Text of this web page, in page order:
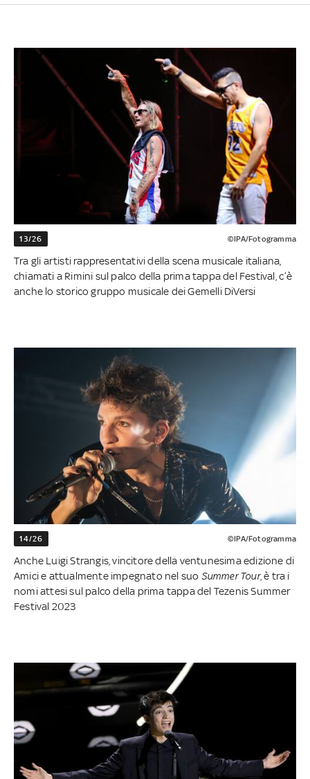
13/26 ©IPA/Fotogramma
Tra gli artisti rappresentativi della scena musicale italiana,
chiamati a Rimini sul palco della prima tappa del Festival, c’è
anche lo storico gruppo musicale dei Gemelli DiVersi
14/26 ©IPA/Fotogramma
Anche Luigi Strangis, vincitore della ventunesima edizione di
Amici e attualmente impegnato nel suo Summer Tour, è tra i
nomi attesi sul palco della prima tappa del Tezenis Summer
Festival 2023